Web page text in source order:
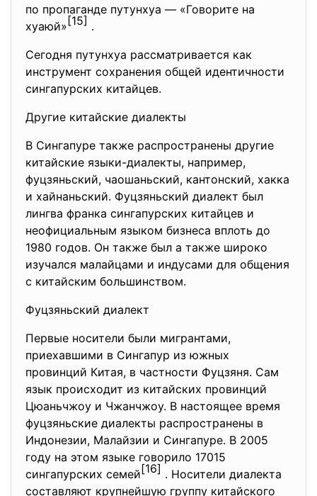
по пропаганде путунхуа — «Говорите на
хуаюй» [15] .
Сегодня путунхуа рассматривается как
инструмент сохранения общей идентичности
сингапурских китайцев.
Другие китайские диалекты
В Сингапуре также распространены другие
китайские языки-диалекты, например,
фуцзяньский, чаошаньский, кантонский, хакка
и хайнаньский. Фуцзяньский диалект был
лингва франка сингапурских китайцев и
неофициальным языком бизнеса вплоть до
1980 годов. Он также был а также широко
изучался малайцами и индусами для общения
с китайским большинством.
Фуцзяньский диалект
Первые носители были мигрантами,
приехавшими в Сингапур из южных
провинций Китая, в частности Фуцзяня. Сам
язык происходит из китайских провинций
Цюаньчжоу и Чжанчжоу. В настоящее время
фуцзяньские диалекты распространены в
Индонезии, Малайзии и Сингапуре. В 2005
году на этом языке говорило 17015
сингапурских семей[16] . Носители диалекта
составляют крупнейшую группу китайского